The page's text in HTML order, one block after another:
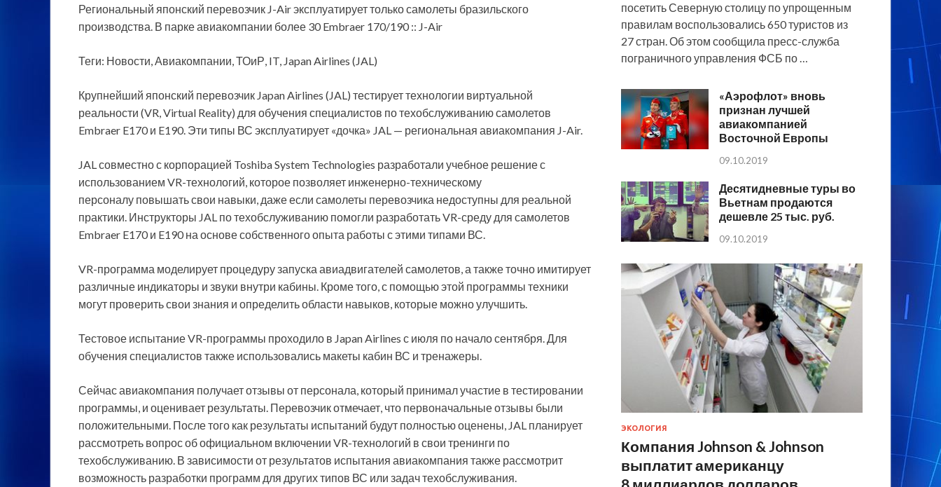
Региональный японский перевозчик J-Air эксплуатирует только самолеты бразильского
производства. В парке авиакомпании более 30 Embraer 170/190 :: J-Air
Теги: Новости, Авиакомпании, ТОиР, IT, Japan Airlines (JAL)
Крупнейший японский перевозчик Japan Airlines (JAL) тестирует технологии виртуальной
реальности (VR, Virtual Reality) для обучения специалистов по техобслуживанию самолетов
Embraer E170 и E190. Эти типы ВС эксплуатирует «дочка» JAL — региональная авиакомпания J-Air.
JAL совместно с корпорацией Toshiba System Technologies разработали учебное решение с
использованием VR-технологий, которое позволяет инженерно-техническому
персоналу повышать свои навыки, даже если самолеты перевозчика недоступны для реальной
практики. Инструкторы JAL по техобслуживанию помогли разработать VR-среду для самолетов
Embraer E170 и E190 на основе собственного опыта работы с этими типами ВС.
VR-программа моделирует процедуру запуска авиадвигателей самолетов, а также точно имитирует
различные индикаторы и звуки внутри кабины. Кроме того, с помощью этой программы техники
могут проверить свои знания и определить области навыков, которые можно улучшить.
Тестовое испытание VR-программы проходило в Japan Airlines с июля по начало сентября. Для
обучения специалистов также использовались макеты кабин ВС и тренажеры.
Сейчас авиакомпания получает отзывы от персонала, который принимал участие в тестировании
программы, и оценивает результаты. Перевозчик отмечает, что первоначальные отзывы были
положительными. После того как результаты испытаний будут полностью оценены, JAL планирует
рассмотреть вопрос об официальном включении VR-технологий в свои тренинги по
техобслуживанию. В зависимости от результатов испытания авиакомпания также рассмотрит
возможность разработки программ для других типов ВС или задач техобслуживания.
посетить Северную столицу по упрощенным
правилам воспользовались 650 туристов из
27 стран. Об этом сообщила пресс-служба
пограничного управления ФСБ по …
«Аэрофлот» вновь
признан лучшей
авиакомпанией
Восточной Европы
09.10.2019
Десятидневные туры во
Вьетнам продаются
дешевле 25 тыс. руб.
09.10.2019
ЭКОЛОГИЯ
Компания Johnson & Johnson
выплатит американцу